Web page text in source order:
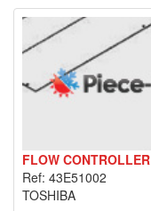
FLOW CONTROLLER
Ref: 43E51002
TOSHIBA